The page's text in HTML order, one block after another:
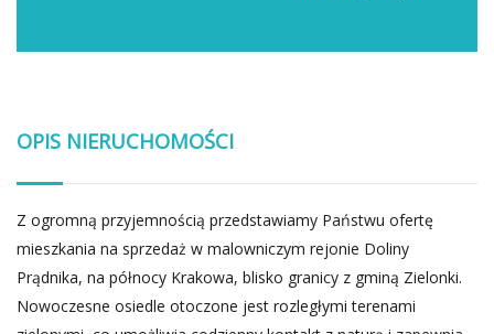
OPIS NIERUCHOMOŚCI
Z ogromną przyjemnością przedstawiamy Państwu ofertę
mieszkania na sprzedaż w malowniczym rejonie Doliny
Prądnika, na północy Krakowa, blisko granicy z gminą Zielonki.
Nowoczesne osiedle otoczone jest rozległymi terenami